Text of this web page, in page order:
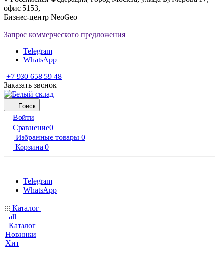
офис 5153,
Бизнес-центр NeoGeo
Запрос коммерческого предложения
Telegram
WhatsApp
‪+7 930 658 59 48
Заказать звонок
Поиск
Войти
Сравнение0
Избранные товары 0
Корзина 0
Telegram
WhatsApp
Каталог
all
Каталог
Новинки
Хит